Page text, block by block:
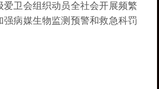
卫会组织动员全社会开展频繁
病媒生物监测预警和救急科罚